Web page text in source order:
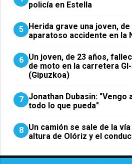
policía en Estella
5 Herida grave una joven,
aparatoso accidente en la
6 Un joven, de 23 años,
de moto en la carretera
(Gipuzkoa)
7 Jonathan Dubasin: "Vengo
todo lo que pueda"
8 Un camión se sale de la
altura de Olóriz y el